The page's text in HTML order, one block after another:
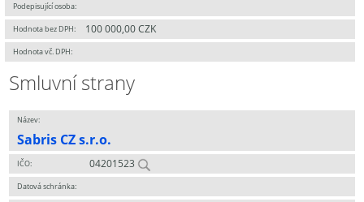
Podepisující osoba:
Hodnota bez DPH: 100 000,00 CZK
Hodnota vč. DPH:
Smluvní strany
Název:
Sabris CZ s.r.o.
IČO: 04201523
Datová schránka: